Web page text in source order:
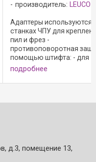
производитель: LEUCO
Адаптеры используются
станках ЧПУ для
пил и фрез -
противоповоротная
помощью штифта: - для
правого и левого
для PS 2000-E требуется
регулировки длины,
оправка, зажимной
подробнее
д.3, помещение 13,